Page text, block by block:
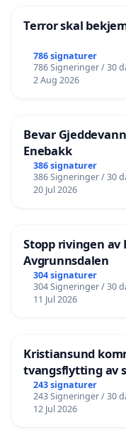
Terror skal
786 signaturer
786 Signeringer / 30
2 Aug 2026
Bevar
Enebakk
386 signaturer
386 Signeringer / 30
20 Jul 2026
Stopp rivingen
Avgrunnsdalen
304 signaturer
304 Signeringer / 30
11 Jul 2026
Kristiansund
tvangsflytting av
243 signaturer
243 Signeringer / 30
12 Jul 2026